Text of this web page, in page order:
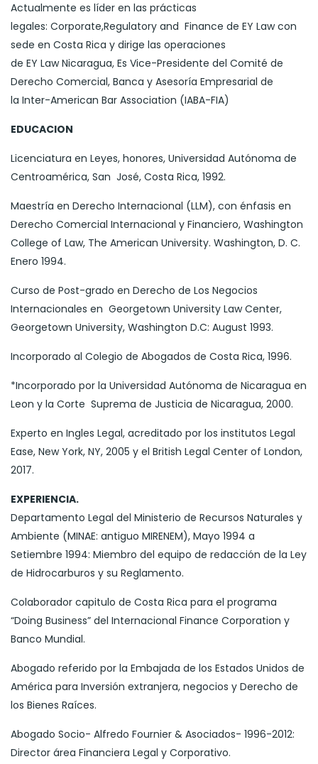
Actualmente es líder en las prácticas
legales: Corporate,Regulatory and Finance de EY Lawcon
sede en Costa Rica y dirige las operaciones
de EY LawNicaragua, Es Vice-Presidente del Comité de
Derecho Comercial, Banca y Asesoría Empresarial de
la Inter-American Bar Association (IABA-FIA)
EDUCACION
Licenciatura en Leyes, honores, Universidad Autónoma de
Centroamérica, San José, Costa Rica, 1992.
Maestría en Derecho Internacional (LLM), con énfasis en
Derecho Comercial Internacional y Financiero, Washington
College of Law, The American University. Washington, D. C.
Enero 1994.
Curso de Post-grado en Derecho de Los Negocios
Internacionales en Georgetown University Law Center,
Georgetown University, Washington D.C: August 1993.
Incorporado al Colegio de Abogados de Costa Rica, 1996.
*Incorporado por la Universidad Autónoma de Nicaragua en
Leon y la Corte Suprema de Justicia de Nicaragua, 2000.
Experto en Ingles Legal, acreditado por los institutos Legal
Ease, New York, NY, 2005 y el British Legal Center of London,
2017.
EXPERIENCIA.
Departamento Legal del Ministerio de Recursos Naturales y
Ambiente (MINAE: antiguo MIRENEM), Mayo 1994 a
Setiembre 1994: Miembro del equipo de redacción de la Ley
de Hidrocarburos y su Reglamento.
Colaborador capitulo de Costa Rica para el programa
“Doing Business” del Internacional Finance Corporation y
Banco Mundial.
Abogado referido por la Embajada de los Estados Unidos de
América para Inversión extranjera, negocios y Derecho de
los Bienes Raíces.
Abogado Socio- Alfredo Fournier & Asociados- 1996-2012:
Director área Financiera Legal y Corporativo.